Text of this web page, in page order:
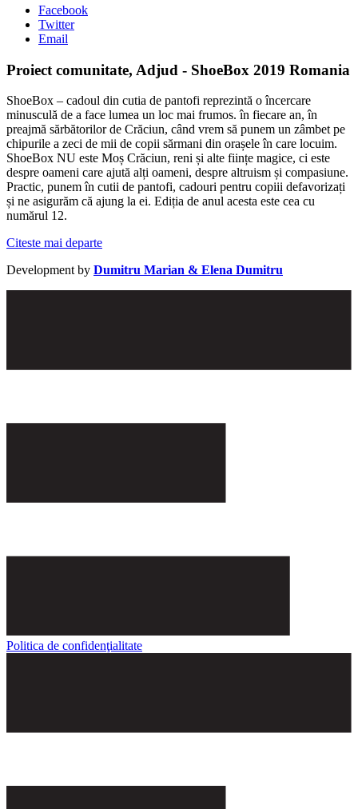
Facebook
Twitter
Email
Proiect comunitate, Adjud - ShoeBox 2019 Romania
ShoeBox – cadoul din cutia de pantofi reprezintă o încercare
minusculă de a face lumea un loc mai frumos. în fiecare an, în
preajmă sărbătorilor de Crăciun, când vrem să punem un zâmbet pe
chipurile a zeci de mii de copii sărmani din orașele în care locuim.
ShoeBox NU este Moș Crăciun, reni și alte ființe magice, ci este
despre oameni care ajută alți oameni, despre altruism și compasiune.
Practic, punem în cutii de pantofi, cadouri pentru copiii defavorizați
și ne asigurăm că ajung la ei. Ediția de anul acesta este cea cu
numărul 12.
Citeste mai departe
Development by Dumitru Marian & Elena Dumitru
Politica de confidenţialitate